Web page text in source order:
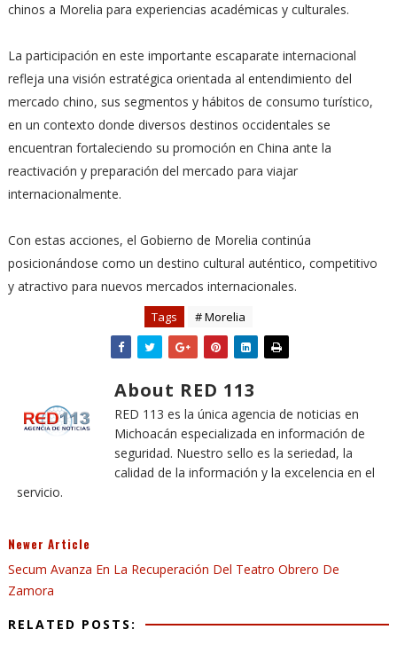
chinos a Morelia para experiencias académicas y culturales.
La participación en este importante escaparate internacional
refleja una visión estratégica orientada al entendimiento del
mercado chino, sus segmentos y hábitos de consumo turístico,
en un contexto donde diversos destinos occidentales se
encuentran fortaleciendo su promoción en China ante la
reactivación y preparación del mercado para viajar
internacionalmente.
Con estas acciones, el Gobierno de Morelia continúa
posicionándose como un destino cultural auténtico, competitivo
y atractivo para nuevos mercados internacionales.
Tags # Morelia
About RED 113
RED 113 es la única agencia de noticias en
Michoacán especializada en información de
seguridad. Nuestro sello es la seriedad, la
calidad de la información y la excelencia en el
servicio.
Newer Article
Secum Avanza En La Recuperación Del Teatro Obrero De
Zamora
RELATED POSTS: